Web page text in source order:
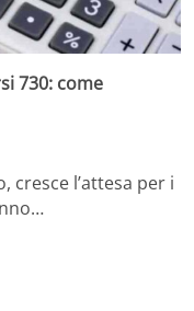
730: come
cresce l’attesa per i